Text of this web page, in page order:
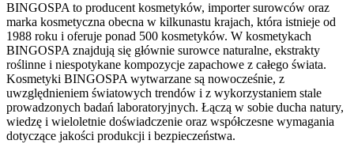
BINGOSPA to producent kosmetyków, importer surowców oraz
marka kosmetyczna obecna w kilkunastu krajach, która istnieje od
1988 roku i oferuje ponad 500 kosmetyków. W kosmetykach
BINGOSPA znajdują się głównie surowce naturalne, ekstrakty
roślinne i niespotykane kompozycje zapachowe z całego świata.
Kosmetyki BINGOSPA wytwarzane są nowocześnie, z
uwzględnieniem światowych trendów i z wykorzystaniem stale
prowadzonych badań laboratoryjnych. Łączą w sobie ducha natury,
wiedzę i wieloletnie doświadczenie oraz współczesne wymagania
dotyczące jakości produkcji i bezpieczeństwa.